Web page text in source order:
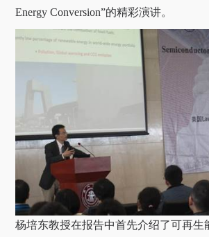
关于我们
信息系统
下载中心 联系我们
Energy Conversion”的精彩演讲。
杨培东教授在报告中首先介绍了可再生